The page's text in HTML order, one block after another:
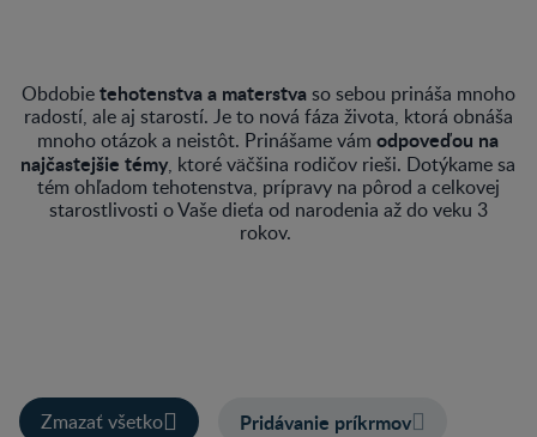
Obdobietehotenstva a materstvaso sebou prináša mnoho
radostí, ale aj starostí. Je to nová fáza života, ktorá obnáša
mnoho otázok a neistôt. Prinášame vámodpoveďou na
najčastejšie témy, ktoré väčšina rodičov rieši. Dotýkame sa
tém ohľadom tehotenstva, prípravy na pôrod a celkovej
starostlivosti o Vaše dieťa od narodenia až do veku 3
rokov.
Zmazať všetko Pridávanie príkrmov